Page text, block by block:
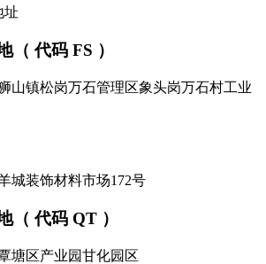
（ 代码 FS ）
山镇松岗万石管理区象头岗万石村工业
城装饰材料市场172号
（ 代码 QT ）
塘区产业园甘化园区